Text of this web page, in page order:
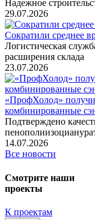
Надежное
29.07.2026
Сократили среднее
Логистическая
расширения склада
23.07.2026
«ПрофХолод»
комбинированные
Подтверждено
14.07.2026
Все новости
Смотрите наши
проекты
К проектам